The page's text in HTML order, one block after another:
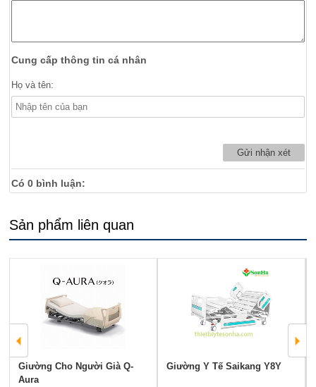
Cung cấp thông tin cá nhân
Họ và tên:
Có0 bình luận:
Sản phẩm liên quan
Giường Cho Người Già Q-
Aura
Giường Y Tế Saikang Y8Y